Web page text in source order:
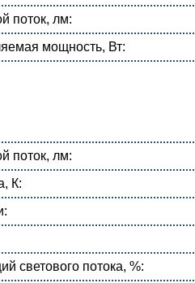
поток, лм:
мощность, Вт:
поток, лм:
К:
светового потока, %: